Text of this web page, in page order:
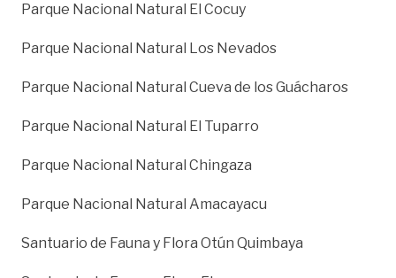
Parque Nacional Natural El Cocuy
Parque Nacional Natural Los Nevados
Parque Nacional Natural Cueva de los Guácharos
Parque Nacional Natural El Tuparro
Parque Nacional Natural Chingaza
Parque Nacional Natural Amacayacu
Santuario de Fauna y Flora Otún Quimbaya